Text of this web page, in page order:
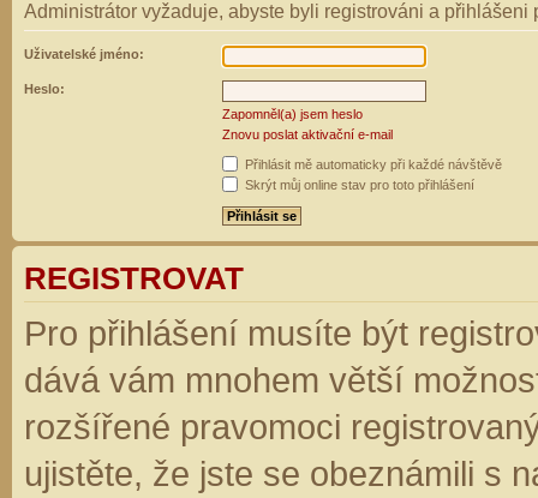
Administrátor vyžaduje, abyste byli registrováni a přihlášeni
Uživatelské jméno:
Heslo:
Zapomněl(a) jsem heslo
Znovu poslat aktivační e-mail
Přihlásit mě automaticky při každé návštěvě
Skrýt můj online stav pro toto přihlášení
REGISTROVAT
Pro přihlášení musíte být
dává vám mnohem větší
rozšířené pravomoci
ujistěte, že jste se obeznámili s